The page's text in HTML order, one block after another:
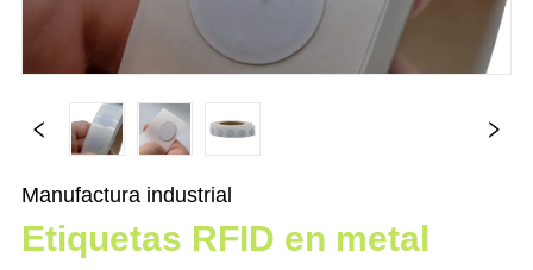
Manufactura industrial
Etiquetas RFID en metal